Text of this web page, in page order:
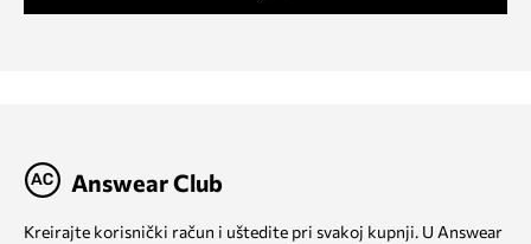
Answear Club
Kreirajte korisnički račun i uštedite pri svakoj kupnji. U Answear